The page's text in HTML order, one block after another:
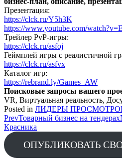
Презентация:
https://clck.ru/Y5h3K
https://www.youtube.com/
Трейлер PvP-игры:
https://clck.ru/asfoj
Геймплей игры с реалистичной
https://clck.ru/asfvx
Каталог игр:
https://rebrand.ly/Games_AW
Поисковые запросы вашего
VR, Виртуальная реальность,
Posted in ЛИДЕРЫ
Post
navigation
PrevТоварный бизнес на тендерах
Красника
ОПУБЛИКОВАТЬ